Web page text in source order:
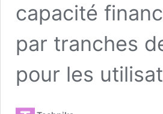
capacité
par tranches
pour les